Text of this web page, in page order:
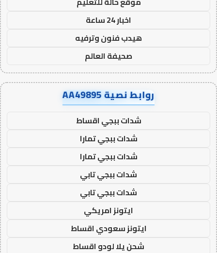
اخبار 24 ساعة
هيدب فنون وترفيه
صحيفة العالم
روابط نصية AA49895
شدات ببجي اقساط
شدات ببجي تمارا
شدات ببجي تمارا
شدات ببجي تابي
شدات ببجي تابي
ايتونز امريكي
ايتونز سعودي اقساط
شحن يلا لودو اقساط